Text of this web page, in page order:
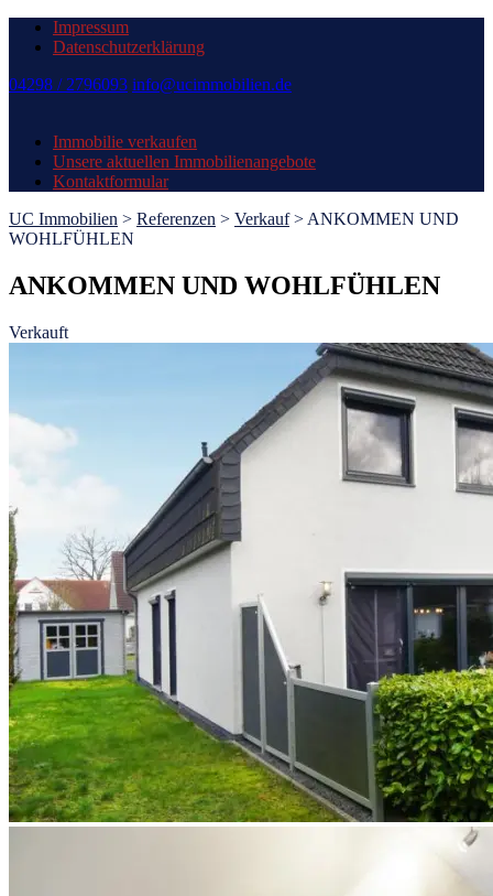
Impressum
Datenschutzerklärung
04298 / 2796093 info@ucimmobilien.de
Immobilie verkaufen
Unsere aktuellen Immobilienangebote
Kontaktformular
UC Immobilien > Referenzen > Verkauf> ANKOMMEN UND
WOHLFÜHLEN
ANKOMMEN UND WOHLFÜHLEN
Verkauft